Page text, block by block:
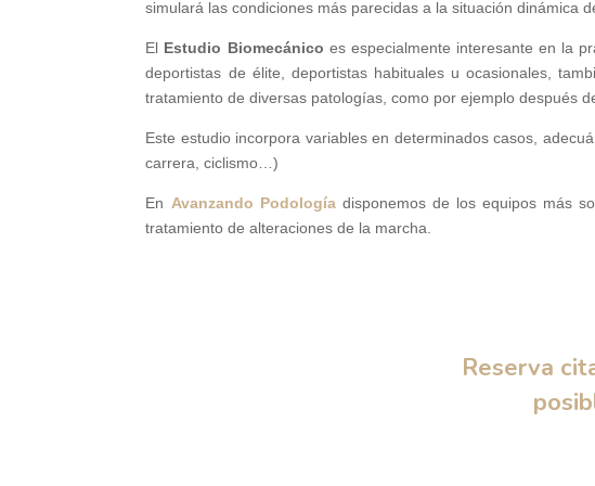
simulará las condiciones más parecidas a la situación dinámica
El Estudio Biomecánico es especialmente interesante en la
deportistas de élite, deportistas habituales u ocasionales,
tratamiento de diversas patologías, como por ejemplo después
Este estudio incorpora variables en determinados casos,
carrera, ciclismo…)
En Avanzando Podologíadisponemos de los equipos más
tratamiento de alteraciones de la marcha.
Reserva